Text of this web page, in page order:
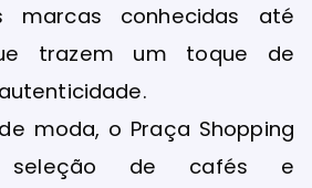
marcas conhecidas até
trazem um toque de
moda, o Praça Shopping
seleção de cafés e